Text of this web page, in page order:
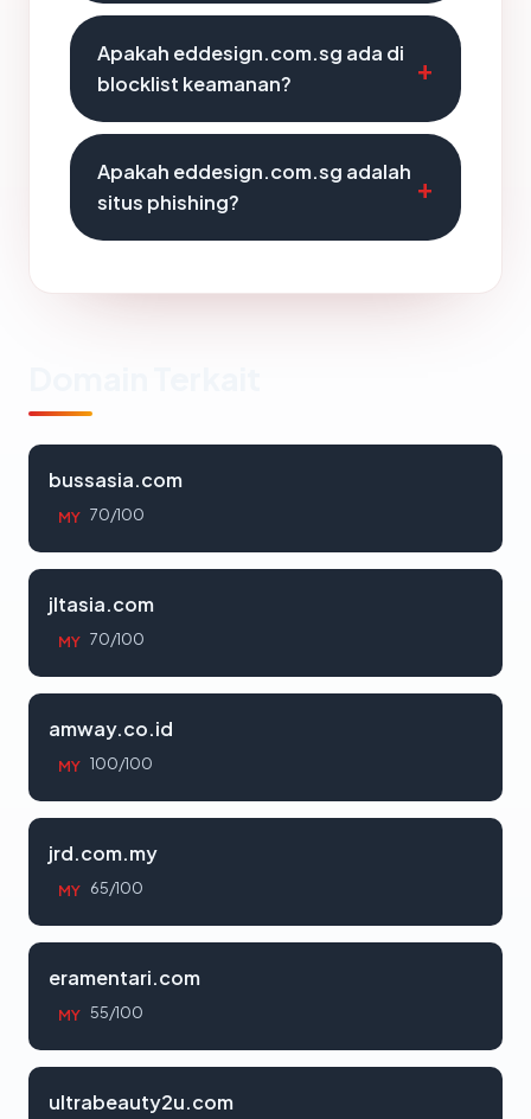
Apakah eddesign.com.sg ada di
blocklist keamanan?
Apakah eddesign.com.sg adalah
situs phishing?
bussasia.com
MY 70/100
jltasia.com
MY 70/100
amway.co.id
MY 100/100
jrd.com.my
MY 65/100
eramentari.com
MY 55/100
ultrabeauty2u.com